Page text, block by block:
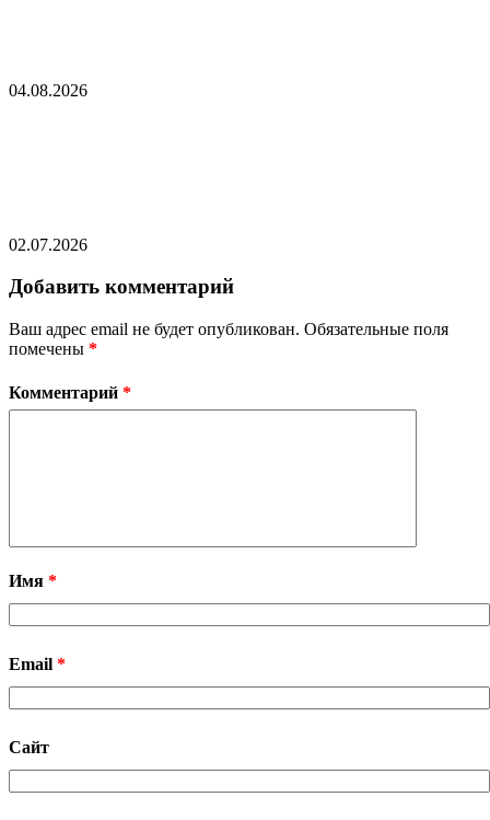
04.08.2026
02.07.2026
Добавить комментарий
Ваш адрес email не будет опубликован. Обязательные поля
помечены *
Комментарий *
Имя *
Email *
Сайт